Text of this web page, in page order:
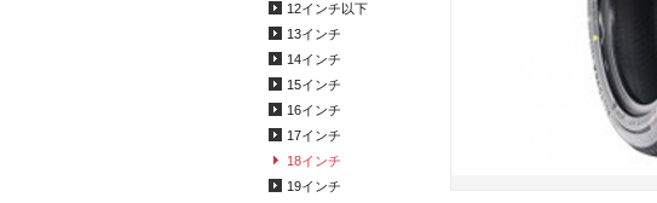
12インチ以下
13インチ
14インチ
15インチ
16インチ
17インチ
18インチ
19インチ